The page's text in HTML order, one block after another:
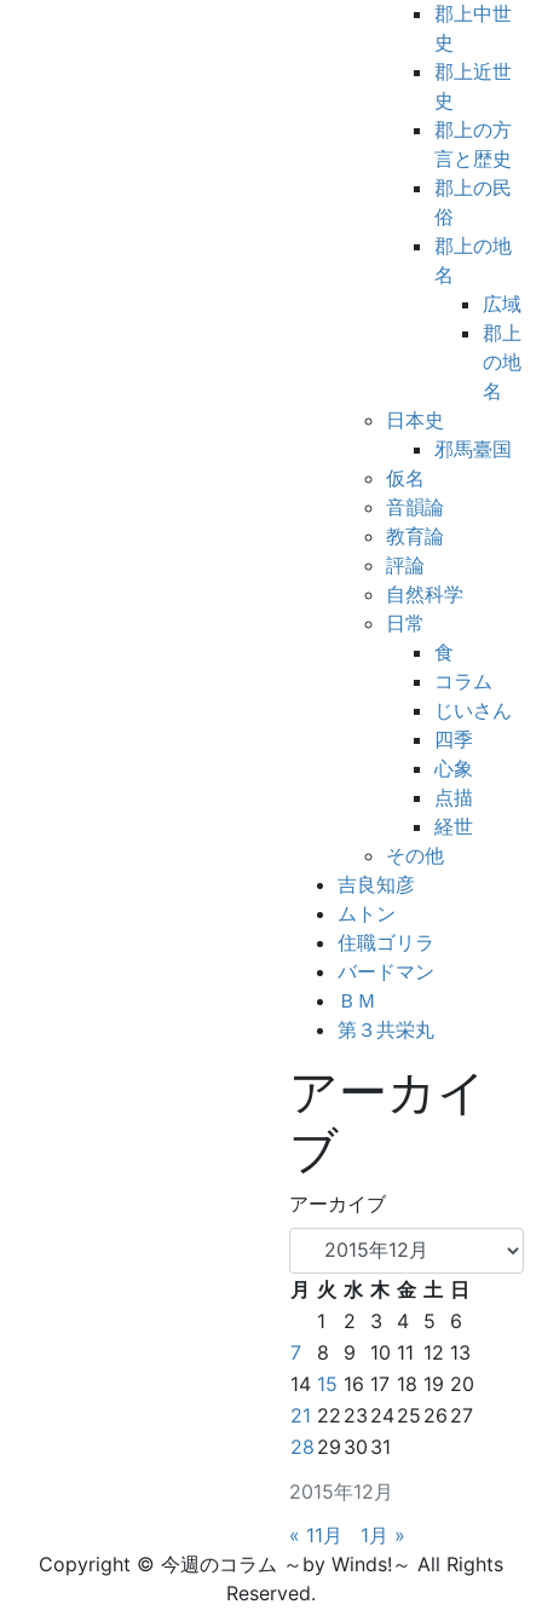
郡上中世
史
郡上近世
史
郡上の方
言と歴史
郡上の民
俗
郡上の地
名
広域
郡上
の地
名
日本史
邪馬臺国
仮名
音韻論
教育論
評論
自然科学
日常
食
コラム
じいさん
四季
心象
点描
経世
その他
吉良知彦
ムトン
住職ゴリラ
バードマン
ＢＭ
第３共栄丸
アーカイ
ブ
アーカイブ
2015年12月
月 火 水 木 金 土 日
1
2 3 4 5
6
7
8 9 10 11 12 13
14 15 16 17 18 19 20
21 22 23 2425 26 27
28 29 30 31
« 11月
1月 »
Copyright © 今週のコラム ～by Winds!～ All Rights
Reserved.